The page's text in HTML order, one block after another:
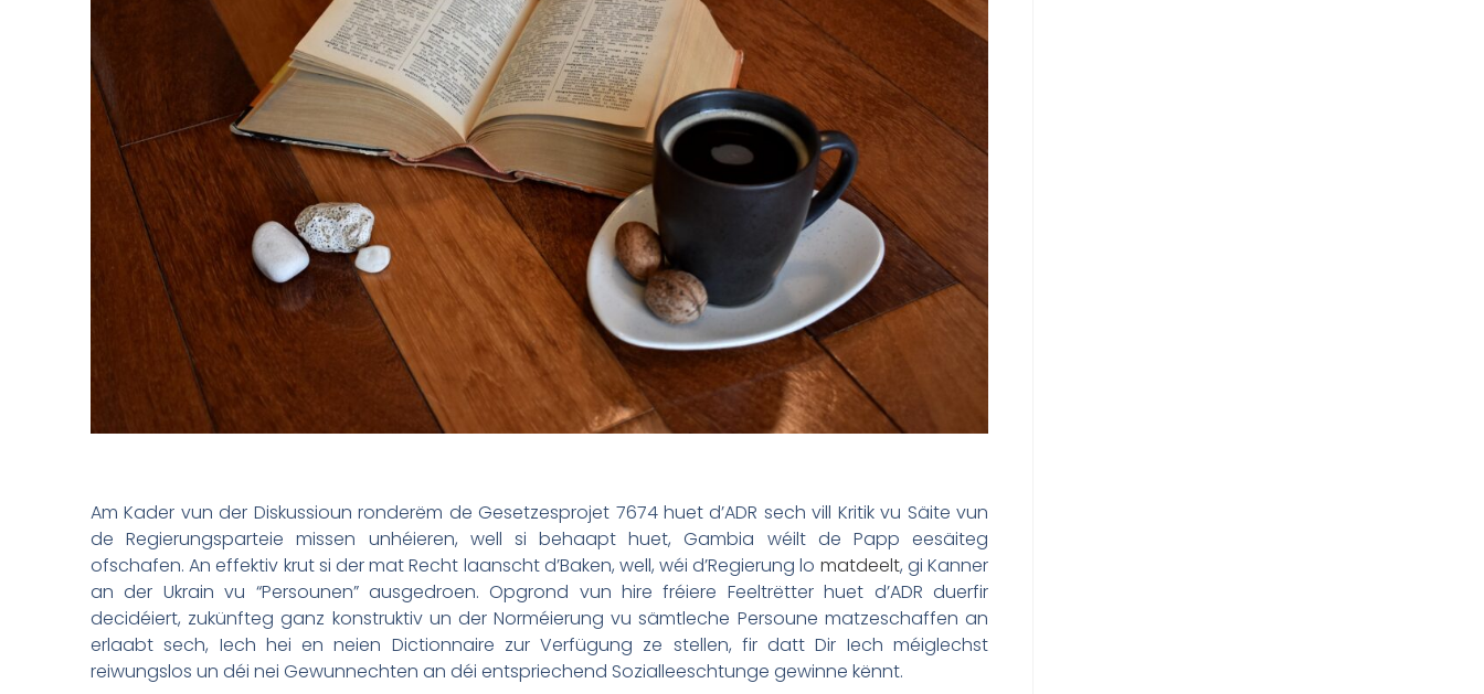
Am Kader vun der Diskussioun ronderëm de Gesetzesprojet 7674 huet d’ADR sech vill Kritik vu Säite vun
de Regierungsparteie missen unhéieren, well si behaapt huet, Gambia wéilt de Papp eesäiteg
ofschafen. An effektiv krut si der mat Recht laanscht d’Baken, well, wéi d’Regierung lo matdeelt, gi Kanner
an der Ukrain vu “Persounen” ausgedroen. Opgrond vun hire fréiere Feeltrëtter huet d’ADR duerfir
decidéiert, zukünfteg ganz konstruktiv un der Norméierung vu sämtleche Persoune matzeschaffen an
erlaabt sech, Iech hei en neien Dictionnaire zur Verfügung ze stellen, fir datt Dir Iech méiglechst
reiwungslos un déi nei Gewunnechten an déi entspriechend Sozialleeschtunge gewinne kënnt.